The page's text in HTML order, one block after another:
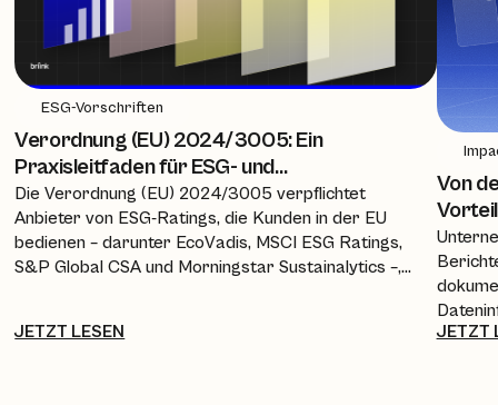
ESG-Vorschriften
Verordnung (EU) 2024/3005: Ein
Praxisleitfaden für ESG- und
Nachhaltigkeitsteams
Die Verordnung (EU) 2024/3005 verpflichtet
Anbieter von ESG-Ratings, die Kunden in der EU
bedienen – darunter EcoVadis, MSCI ESG Ratings,
S&P Global CSA und Morningstar Sustainalytics –,
durch die ESMA einzuholen. Dieser Leitfaden
JETZT LESEN
Von
JETZT